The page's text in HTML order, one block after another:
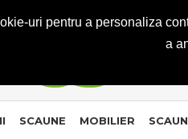
uri pentru a personaliza
a
SCAUNE MOBILIER